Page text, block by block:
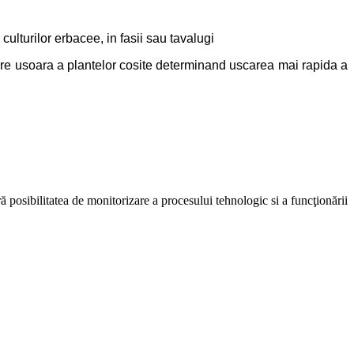
culturilor erbacee, in fasii sau tavalugi
a plantelor cosite determinand uscarea mai rapida a
posibilitatea de monitorizare a procesului tehnologic si a funcţionării